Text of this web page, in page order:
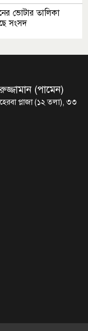
ভোটার তালিকা
সংসদ
বইপড়া কর্মসূচীর
করে তিন
(পামেন)
প্লাজা (১২ তলা), ৩৩